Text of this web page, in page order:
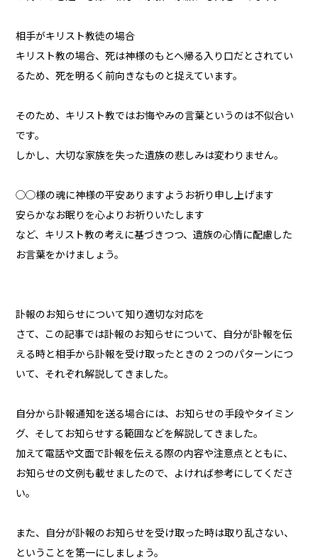
相手がキリスト教徒の場合
キリスト教の場合、死は神様のもとへ帰る入り口だとされてい
るため、死を明るく前向きなものと捉えています。
そのため、キリスト教ではお悔やみの言葉というのは不似合い
です。
しかし、大切な家族を失った遺族の悲しみは変わりません。
◯◯様の魂に神様の平安ありますようお祈り申し上げます
安らかなお眠りを心よりお祈りいたします
など、キリスト教の考えに基づきつつ、遺族の心情に配慮した
お言葉をかけましょう。
訃報のお知らせについて知り適切な対応を
さて、この記事では訃報のお知らせについて、自分が訃報を伝
える時と相手から訃報を受け取ったときの２つのパターンにつ
いて、それぞれ解説してきました。
自分から訃報通知を送る場合には、お知らせの手段やタイミン
グ、そしてお知らせする範囲などを解説してきました。
加えて電話や文面で訃報を伝える際の内容や注意点とともに、
お知らせの文例も載せましたので、よければ参考にしてくださ
い。
また、自分が訃報のお知らせを受け取った時は取り乱さない、
ということを第一にしましょう。